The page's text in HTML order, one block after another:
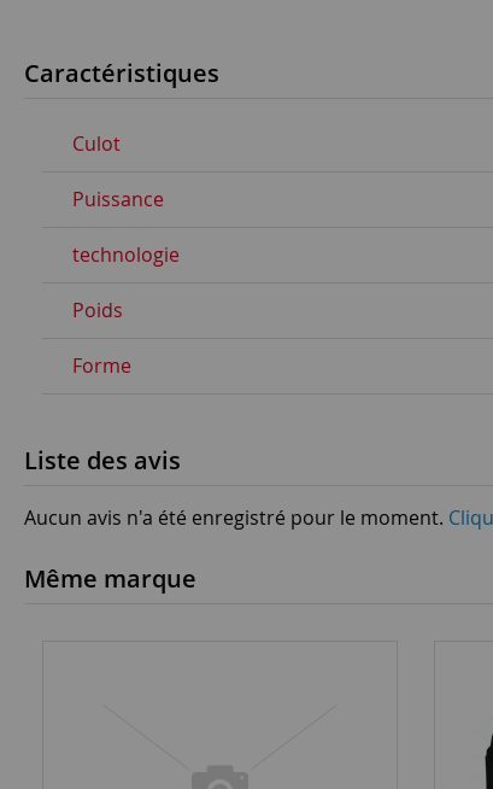
Caractéristiques
Culot
Puissance
technologie
Poids
Forme
Liste des avis
Aucun avis n'a été enregistré pour le moment.
Même marque